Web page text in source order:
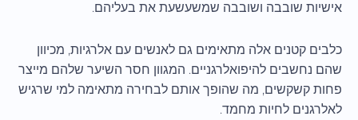
אישיות שובבה ושובבה שמשעשעת את בעליהם.
כלבים קטנים אלה מתאימים גם לאנשים עם אלרגיות, מכיוון
שהם נחשבים להיפואלרגניים. המגוון חסר השיער שלהם מייצר
פחות קשקשים, מה שהופך אותם לבחירה מתאימה למי שרגיש
לאלרגנים לחיות מחמד.